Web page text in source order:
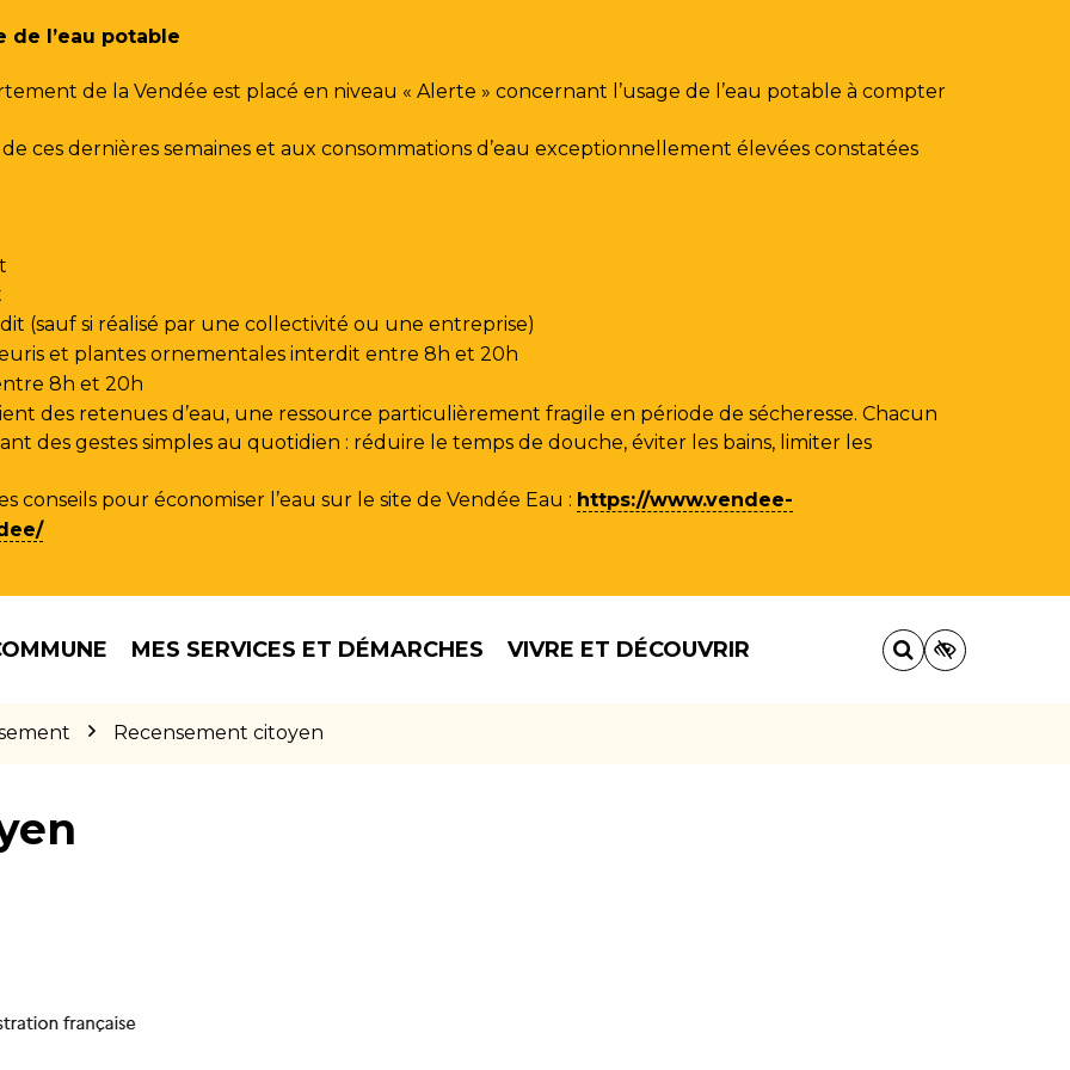
de l’eau potable
de la Vendée est placé en niveau « Alerte » concernant l’usage de l’eau potable à compter
ces dernières semaines et aux consommations d’eau exceptionnellement élevées constatées
(sauf si réalisé par une collectivité ou une entreprise)
et plantes ornementales interdit entre 8h et 20h
8h et 20h
des retenues d’eau, une ressource particulièrement fragile en période de sécheresse. Chacun
des gestes simples au quotidien : réduire le temps de douche, éviter les bains, limiter les
conseils pour économiser l’eau sur le site de Vendée Eau : https://www.vendee-
MES SERVICES ET DÉMARCHES VIVRE ET DÉCOUVRIR
Recensement citoyen